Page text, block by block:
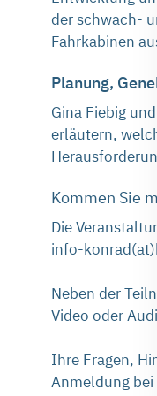
der schwach-
Fahrkabinen
Planung,
Gina Fiebig
erläutern,
Kommen Sie
Die
info-
Neben der
Video oder
Ihre Fragen,
Anmeldung bei